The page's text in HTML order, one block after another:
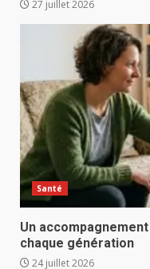
27 juillet 2026
Santé
Un
chaque génération
24 juillet 2026